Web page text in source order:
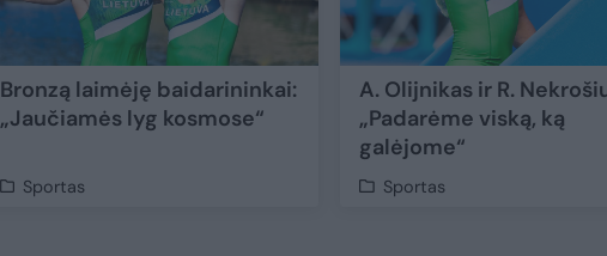
Bronzą laimėję baidarininkai:
„Jaučiamės lyg kosmose“
Sportas
A. Olijnikas ir R.
„Padarėme viską, ką
galėjome“
Sportas